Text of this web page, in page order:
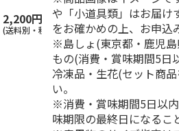
2,200円
(送料別・税込)
4,950円
(送料別・税込)
や「小道具類」はお届け
をお確かめの上、お申込
※島しょ(東京都・鹿児
もの(消費・賞味期間5日
冷凍品・生花(セット商
い。
※消費・賞味期間5日以
味期限の最終日になるこ